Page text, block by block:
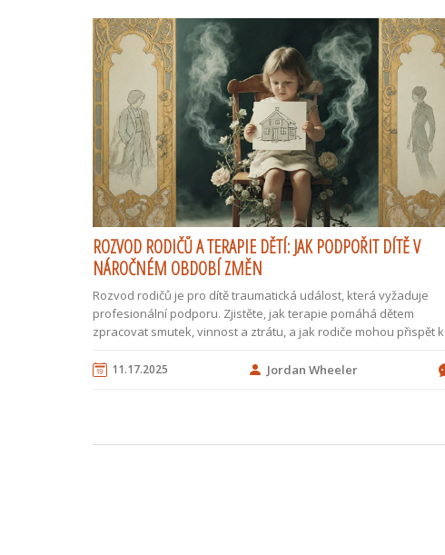
ROZVOD RODIČŮ A TERAPIE DĚTÍ: JAK PODPOŘIT DÍTĚ V
NÁROČNÉM OBDOBÍ ZMĚN
Rozvod rodičů je pro dítě traumatická událost, která vyžaduje
profesionální podporu. Zjistěte, jak terapie pomáhá dětem
zpracovat smutek, vinnost a ztrátu, a jak rodiče mohou přispět k
11.17.2025 Jordan Wheeler